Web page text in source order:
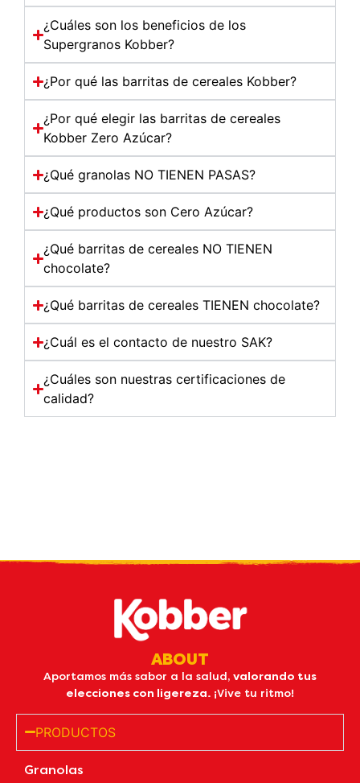
¿Cuáles son los beneficios de los
Supergranos Kobber?
¿Por qué las barritas de cereales Kobber?
¿Por qué elegir las barritas de cereales
Kobber Zero Azúcar?
¿Qué granolas NO TIENEN PASAS?
¿Qué productos son Cero Azúcar?
¿Qué barritas de cereales NO TIENEN
chocolate?
¿Qué barritas de cereales TIENEN chocolate?
¿Cuál es el contacto de nuestro SAK?
¿Cuáles son nuestras certificaciones de
calidad?
ABOUT
Aportamos más sabor a la salud, valorando tus
elecciones con ligereza. ¡Vive tu ritmo!
PRODUCTOS
Granolas